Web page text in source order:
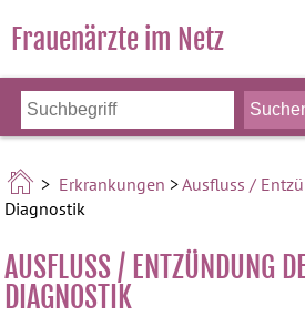
Frauenärzte im Netz
> Erkrankungen >Ausfluss /
Diagnostik
AUSFLUSS / ENTZÜNDUNG
DIAGNOSTIK